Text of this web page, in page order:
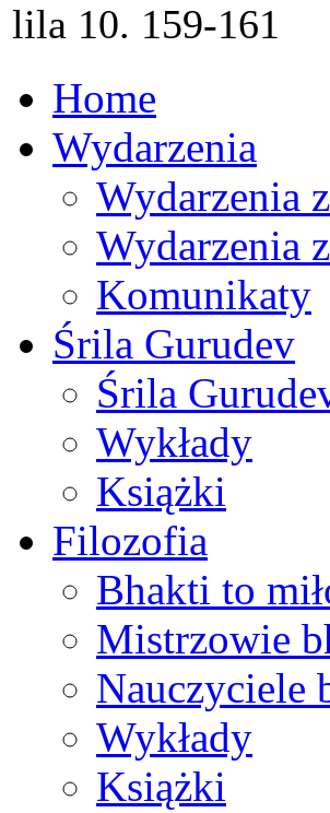
lila 10. 159-161
Home
Wydarzenia
Wydarzenia
Wydarzenia
Komunikaty
Śrila Gurudev
Śrila
Wykłady
Książki
Filozofia
Bhakti to
Mistrzowie
Nauczyciele
Wykłady
Książki